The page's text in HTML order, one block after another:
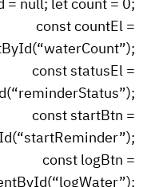
const countEl =
const statusEl =
const startBtn =
const logBtn =